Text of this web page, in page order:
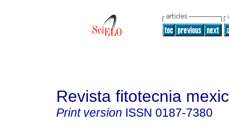
Revista fitotecnia
Print version ISSN 0187-7380